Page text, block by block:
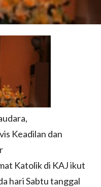
Keadilan dan
Katolik di KAJ ikut
hari Sabtu tanggal